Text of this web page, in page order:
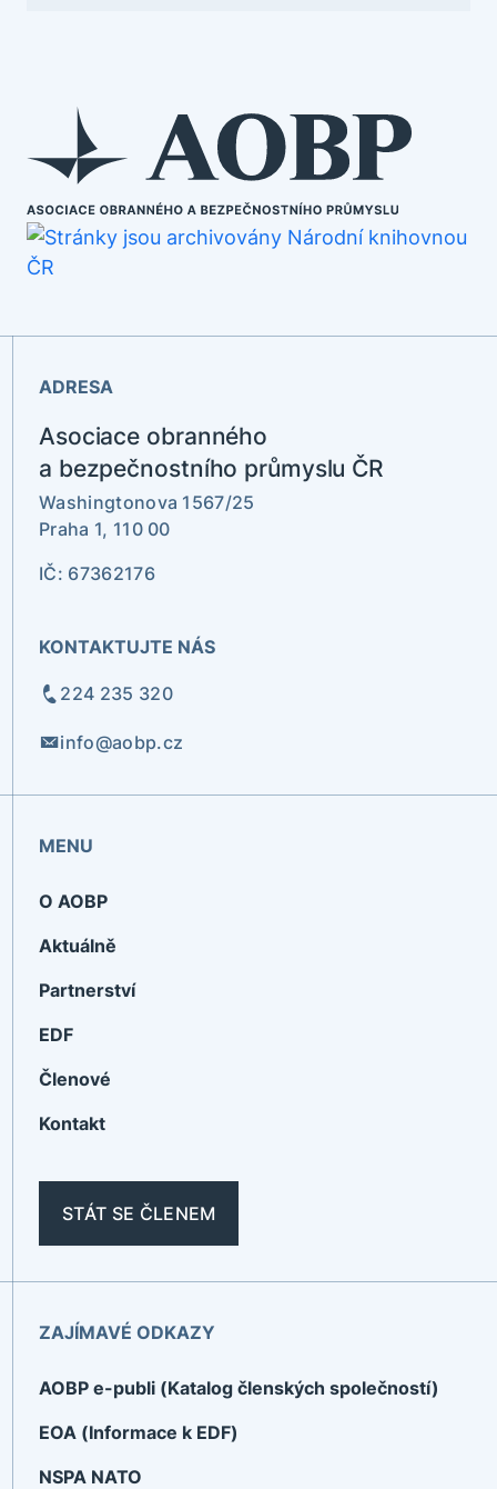
ADRESA
Asociace obranného
a bezpečnostního průmyslu ČR
Washingtonova 1567/25
Praha 1, 110 00
IČ: 67362176
KONTAKTUJTE NÁS
224 235 320
info@aobp.cz
MENU
O AOBP
Aktuálně
Partnerství
EDF
Členové
Kontakt
STÁT SE ČLENEM
ZAJÍMAVÉ ODKAZY
AOBP e-publi (Katalog členských společností)
EOA (Informace k EDF)
NSPA NATO